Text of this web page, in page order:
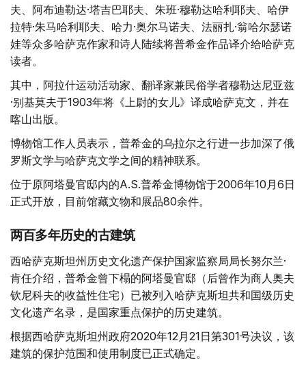
夫、阿布迪勒达·塔吉巴耶夫、朱班·穆勒达哈利耶夫、哈伊
拉特·朱马哈利耶夫、哈力·奥尔马诺夫、法丽扎·翁哈尔瑟诺
娃等众多哈萨克作家和诗人陆续将普希金作品译介给哈萨克
读者。
其中，阿拉什运动活动家、翻译家兼民俗学者穆勒达尼亚兹
·别基莫夫于1903年将《上尉的女儿》译成哈萨克文，并在
喀山出版。
博物馆工作人员表示，普希金的乌拉尔之行进一步加深了俄
罗斯文学与哈萨克文学之间的精神联系。
位于原阿塔曼官邸内的A.S.普希金博物馆于2006年10月6日
正式开放，目前馆藏文物和展品80余件。
两百多年历史的古建筑
西哈萨克斯坦州历史文化遗产保护国家监察局局长努尔兰·
肯任介绍，普希金曾下榻的阿塔曼官邸（后曾作为商人奥夫
钦尼科夫的收益性住宅）已被列入哈萨克斯坦共和国级历史
文化遗产名录，是国家重点保护的历史建筑。
根据西哈萨克斯坦州政府2020年12月21日第301号决议，该
建筑的保护范围和使用制度已正式确定。